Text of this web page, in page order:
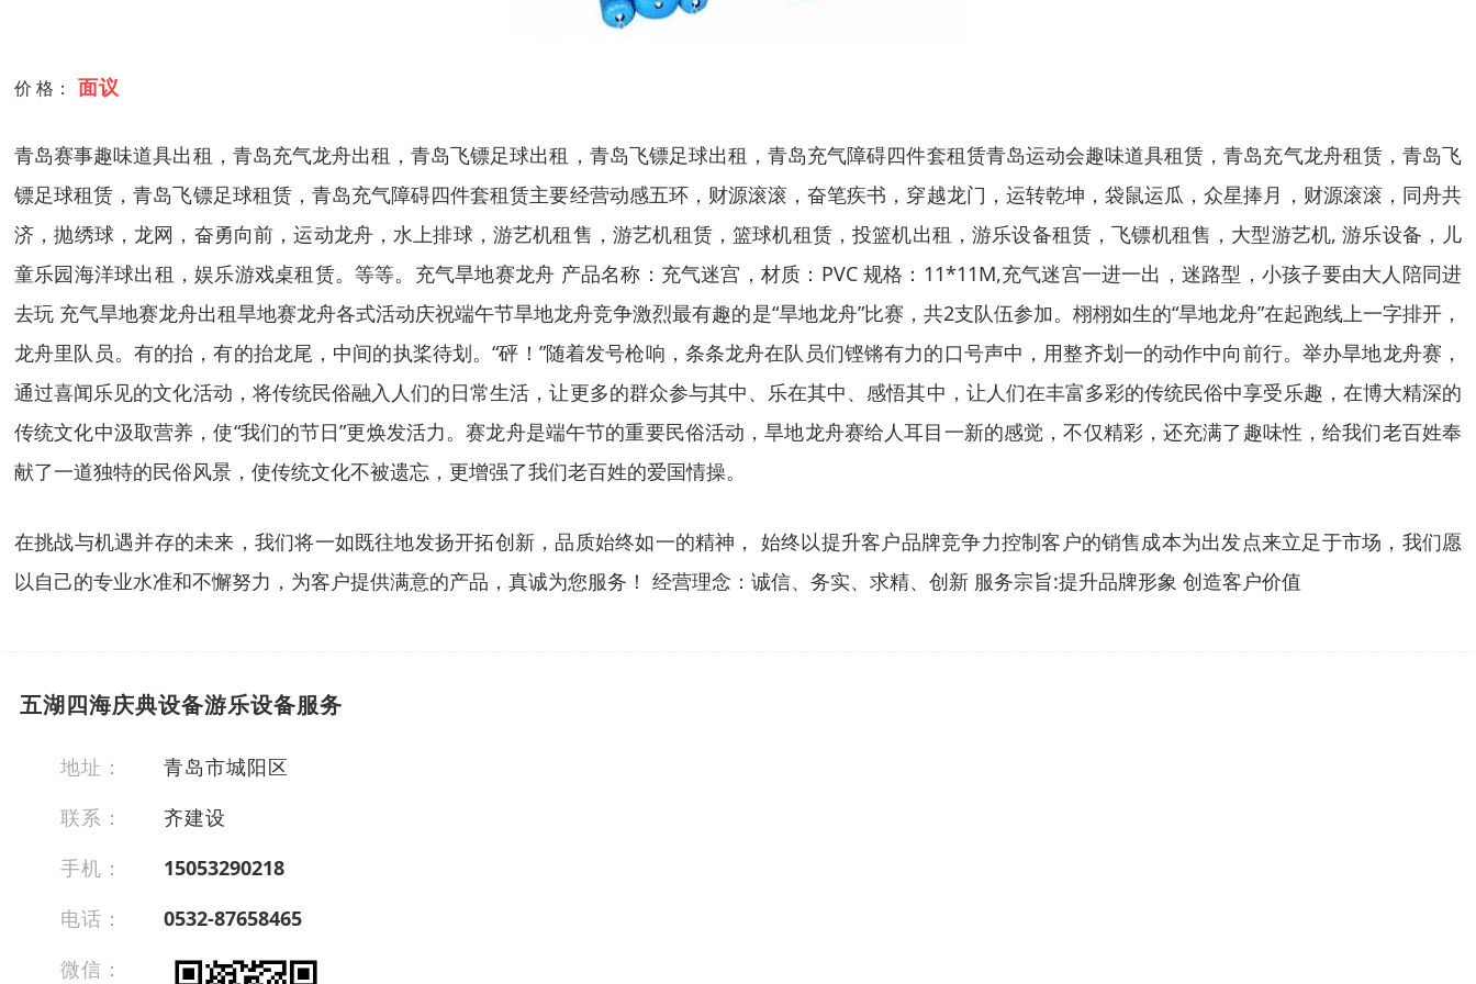
价 格： 面议
青岛赛事趣味道具出租，青岛充气龙舟出租，青岛飞镖足球出租，青岛飞镖足球出租，青岛充气障碍四件套租赁青岛运动会趣味道具租赁，青岛充气龙舟租赁，青岛飞
镖足球租赁，青岛飞镖足球租赁，青岛充气障碍四件套租赁主要经营动感五环，财源滚滚，奋笔疾书，穿越龙门，运转乾坤，袋鼠运瓜，众星捧月，财源滚滚，同舟共
济，抛绣球，龙网，奋勇向前，运动龙舟，水上排球，游艺机租售，游艺机租赁，篮球机租赁，投篮机出租，游乐设备租赁，飞镖机租售，大型游艺机, 游乐设备，儿
童乐园海洋球出租，娱乐游戏桌租赁。等等。充气旱地赛龙舟 产品名称：充气迷宫，材质：PVC 规格：11*11M,充气迷宫一进一出，迷路型，小孩子要由大人陪同进
去玩 充气旱地赛龙舟出租旱地赛龙舟各式活动庆祝端午节旱地龙舟竞争激烈最有趣的是“旱地龙舟”比赛，共2支队伍参加。栩栩如生的“旱地龙舟”在起跑线上一字排开，
龙舟里队员。有的抬，有的抬龙尾，中间的执桨待划。“砰！”随着发号枪响，条条龙舟在队员们铿锵有力的口号声中，用整齐划一的动作中向前行。举办旱地龙舟赛，
通过喜闻乐见的文化活动，将传统民俗融入人们的日常生活，让更多的群众参与其中、乐在其中、感悟其中，让人们在丰富多彩的传统民俗中享受乐趣，在博大精深的
传统文化中汲取营养，使“我们的节日”更焕发活力。赛龙舟是端午节的重要民俗活动，旱地龙舟赛给人耳目一新的感觉，不仅精彩，还充满了趣味性，给我们老百姓奉
献了一道独特的民俗风景，使传统文化不被遗忘，更增强了我们老百姓的爱国情操。
在挑战与机遇并存的未来，我们将一如既往地发扬开拓创新，品质始终如一的精神， 始终以提升客户品牌竞争力控制客户的销售成本为出发点来立足于市场，我们愿
以自己的专业水准和不懈努力，为客户提供满意的产品，真诚为您服务！ 经营理念：诚信、务实、求精、创新 服务宗旨:提升品牌形象 创造客户价值
五湖四海庆典设备游乐设备服务
地址：
青岛市城阳区
联系：
齐建设
手机：
15053290218
电话：
0532-87658465
微信：